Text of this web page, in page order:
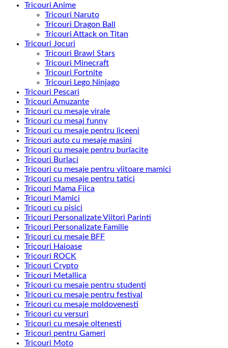
Tricouri Anime
Tricouri Naruto
Tricouri Dragon Ball
Tricouri Attack on Titan
Tricouri Jocuri
Tricouri Brawl Stars
Tricouri Minecraft
Tricouri Fortnite
Tricouri Lego Ninjago
Tricouri Pescari
Tricouri Amuzante
Tricouri cu mesaje virale
Tricouri cu mesaj funny
Tricouri cu mesaje pentru liceeni
Tricouri auto cu mesaje masini
Tricouri cu mesaje pentru burlacite
Tricouri Burlaci
Tricouri cu mesaje pentru viitoare mamici
Tricouri cu mesaje pentru tatici
Tricouri Mama Fiica
Tricouri Mamici
Tricouri cu pisici
Tricouri Personalizate Viitori Parinti
Tricouri Personalizate Familie
Tricouri cu mesaje BFF
Tricouri Haioase
Tricouri ROCK
Tricouri Crypto
Tricouri Metallica
Tricouri cu mesaje pentru studenti
Tricouri cu mesaje pentru festival
Tricouri cu mesaje moldovenesti
Tricouri cu versuri
Tricouri cu mesaje oltenesti
Tricouri pentru Gameri
Tricouri Moto